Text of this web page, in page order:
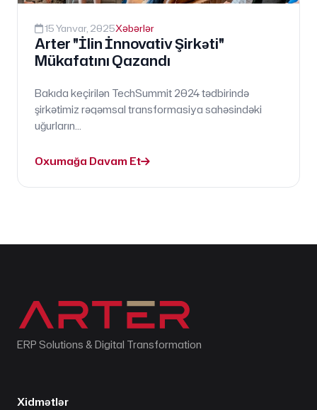
15 Yanvar, 2025Xəbərlər
Arter "İlin İnnovativ Şirkəti"
Mükafatını Qazandı
Bakıda keçirilən TechSummit 2024 tədbirində
şirkətimiz rəqəmsal transformasiya sahəsindəki
uğurların...
Oxumağa Davam Et
ERP Solutions & Digital Transformation
Xidmətlər